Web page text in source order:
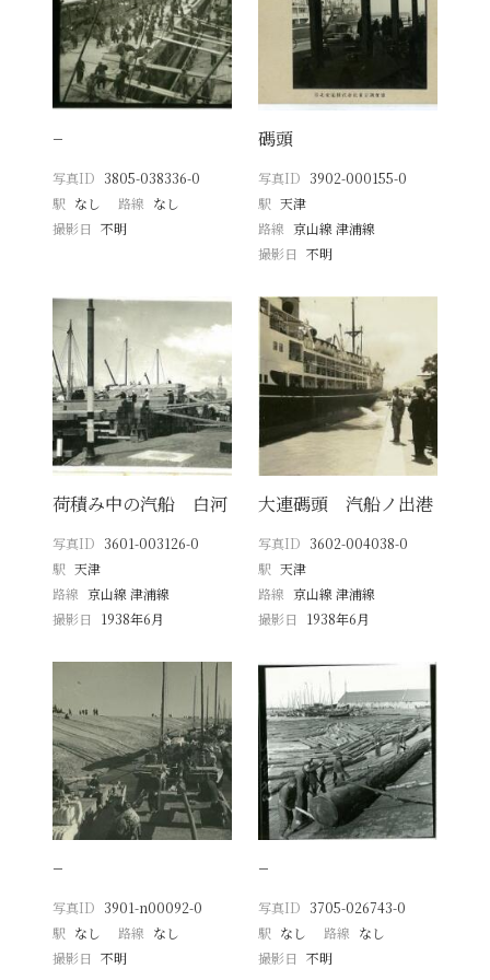
−
写真ID 3805-038336-0
駅 なし 路線 なし
撮影日
不明
碼頭
写真ID 3902-000155-0
駅 天津
路線 京山線 津浦線
撮影日 不明
荷積み中の汽船 白河
写真ID 3601-003126-0
駅 天津
路線 京山線 津浦線
撮影日
1938年6月
大連碼頭 汽船ノ出港
写真ID 3602-004038-0
駅 天津
路線 京山線 津浦線
撮影日
1938年6月
−
写真ID 3901-n00092-0
駅 なし 路線 なし
撮影日
不明
−
写真ID 3705-026743-0
駅 なし 路線 なし
撮影日 不明